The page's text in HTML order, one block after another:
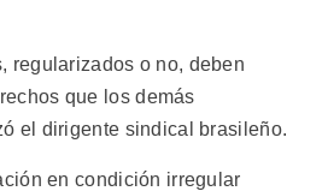
regularizados o no, deben
que los demás
el dirigente sindical brasileño.
en condición irregular